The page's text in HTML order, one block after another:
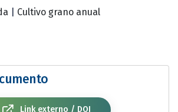
Cultivo grano anual
Link externo / DOI